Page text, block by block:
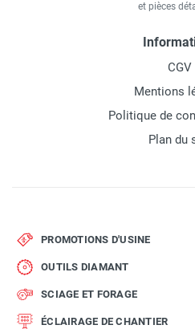
et pièces
CGV
Mentions
Politique de
Plan du
PROMOTIONS D'USINE
OUTILS DIAMANT
SCIAGE ET FORAGE
ÉCLAIRAGE DE CHANTIER